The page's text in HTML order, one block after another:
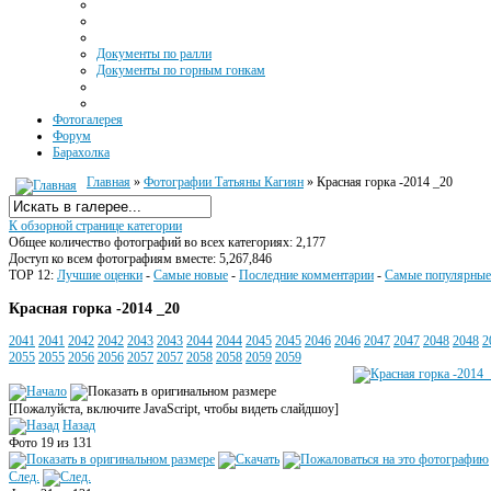
Документы по ралли
Документы по горным гонкам
Фотогалерея
Форум
Барахолка
Главная » Фотографии Татьяны Кагиян » Красная горка -2014 _20
К обзорной странице категории
Общее количество фотографий во всех категориях: 2,177
Доступ ко всем фотографиям вместе: 5,267,846
TOP 12: Лучшие оценки - Самые новые - Последние комментарии - Самые популярные
Красная горка -2014 _20
2041 2041 2042 2042 2043 2043 2044 2044 2045 2045 2046 2046 2047 2047 2048 2048
2055 2055 2056 2056 2057 2057 2058 2058 2059 2059
[Пожалуйста, включите JavaScript, чтобы видеть слайдшоу]
Назад
Фото 19 из 131
След.